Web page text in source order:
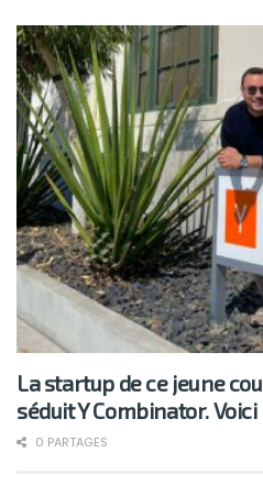
La startup de ce jeune
séduit Y Combinator.
0 PARTAGES